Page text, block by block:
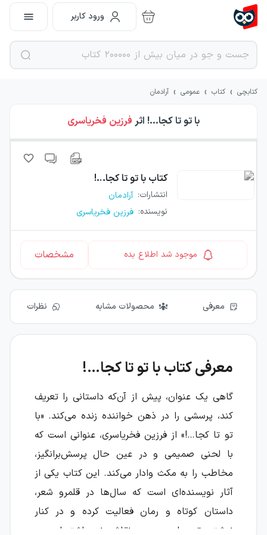
ورود کاربر
کتابچی › کتاب › عمومی › آرادمان
با تو تا کجا…! اثر فرزین فخریاسری
کتاب با تو تا کجا…!
انتشارات: آرادمان
نویسنده: فرزین فخریاسری
موجود شد اطلاع بده مشخصات
معرفی محصولات مشابه نظرات
معرفی کتاب با تو تا کجا…!
گاهی یک عنوان، پیش از آن‌که داستانی را تعریف
کند، پرسشی را در ذهن خواننده زنده می‌کند. «با
تو تا کجا…!» از فرزین فخریاسری، عنوانی است که
با لحنی صمیمی و در عین حال پرسش‌برانگیز،
مخاطب را به مکث وادار می‌کند. این کتاب یکی از
آثار نویسنده‌ای است که سال‌ها در قلمرو شعر،
داستان کوتاه و رمان فعالیت کرده و در کنار
نوشتن، تجربه‌ای جدی در نقاشی نیز داشته است.